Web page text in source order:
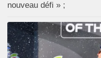
nouveau défi » ;